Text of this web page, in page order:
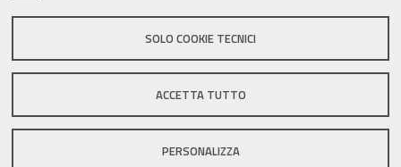
SOLO COOKIE TECNICI
ACCETTA TUTTO
PERSONALIZZA
Sito istituzionale Comune di Zola Predosa
Privacy policy|DPO|Accessibilità